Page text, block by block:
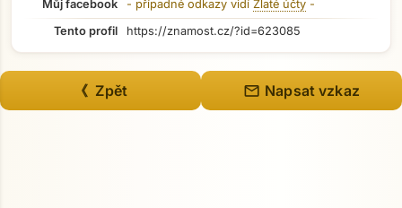
Přejít na hlavní obsah
Můj facebook
- případné odkazy vidí Zlaté účty -
Tento profil
https://znamost.cz/?id=623085
《 Zpět mail Napsat vzkaz